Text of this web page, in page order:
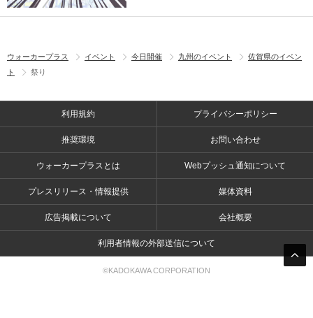
ウォーカープラス イベント 今日開催 九州のイベント
佐賀県のイベン
ト
祭り
利用規約 プライバシーポリシー
推奨環境 お問い合わせ
ウォーカープラスとは Webプッシュ通知について
プレスリリース・情報提供 媒体資料
広告掲載について 会社概要
利用者情報の外部送信について
©KADOKAWA CORPORATION